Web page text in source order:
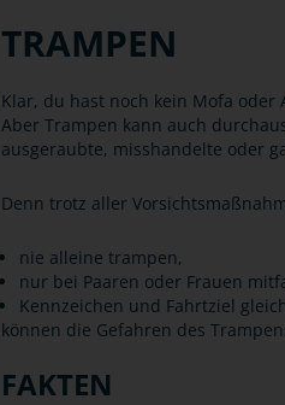
TRAMPEN
Klar, du hast noch kein Mofa oder
Aber Trampen kann auch
ausgeraubte, misshandelte oder
Denn trotz aller
nie alleine trampen,
nur bei Paaren oder Frauen
Kennzeichen und Fahrtziel
können die Gefahren des
FAKTEN